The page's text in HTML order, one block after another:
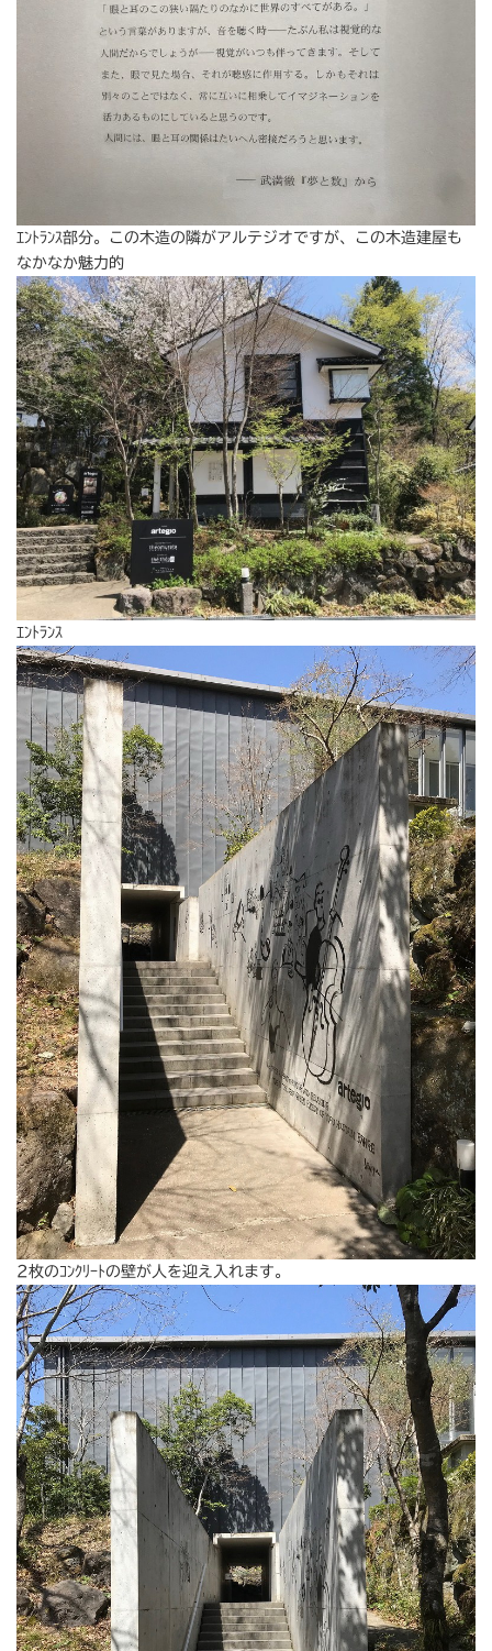
ｴﾝﾄﾗﾝｽ部分。この木造の隣がアルテジオですが、この木造建屋も
なかなか魅力的
ｴﾝﾄﾗﾝｽ
2枚のｺﾝｸﾘｰﾄの壁が人を迎え入れます。